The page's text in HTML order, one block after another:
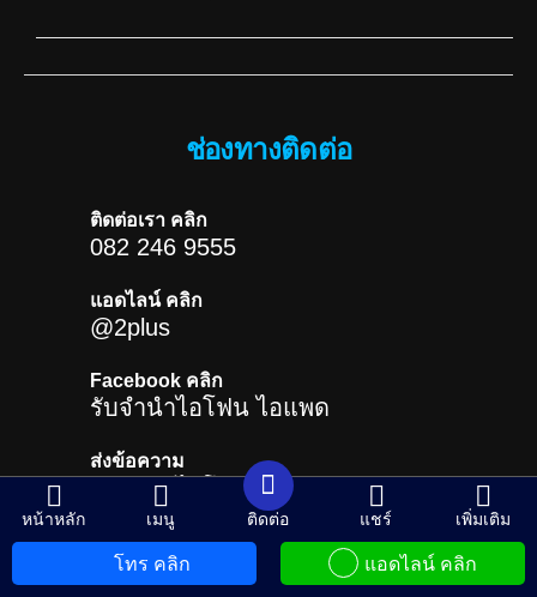
ช่องทางติดต่อ
ติดต่อเรา คลิก
082 246 9555
แอดไลน์ คลิก
@2plus
Facebook คลิก
รับจำนำไอโฟน ไอแพด
ส่งข้อความ
รับจำนำไอโฟน ไอแพด
หน้าหลัก เมนู ติดต่อ แชร์ เพิ่มเติม
โทร คลิก แอดไลน์ คลิก